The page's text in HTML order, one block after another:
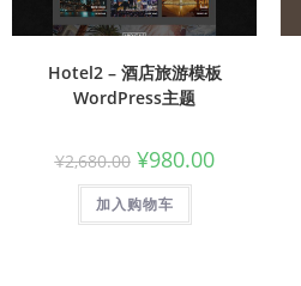
Hotel2 – 酒店旅游模板
WordPress主题
¥2,680.00 ¥980.00
加入购物车